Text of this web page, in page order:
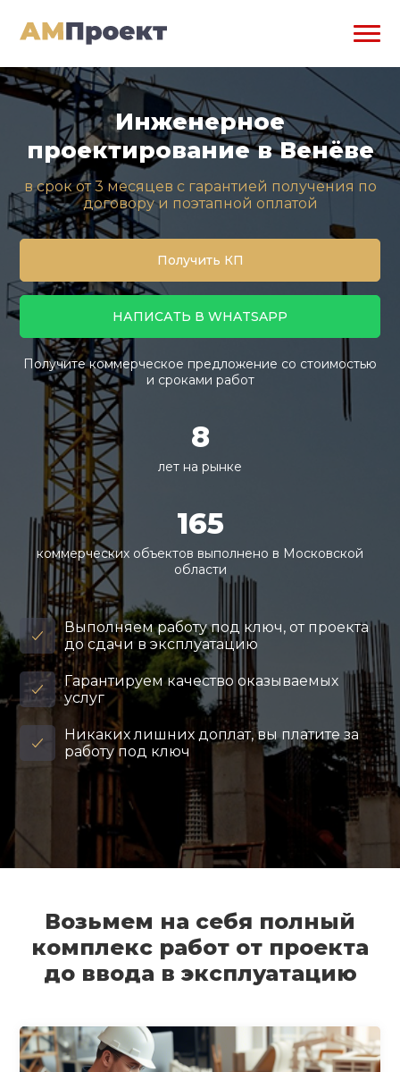
Инженерное
проектирование в Венёве
в срок от 3 месяцев с гарантией получения по
договору и поэтапной оплатой
Получить КП
НАПИСАТЬ В WHATSAPP
Получите коммерческое предложение со стоимостью
и сроками работ
8
лет на рынке
165
коммерческих объектов выполнено в Московской
области
Выполняем работу под ключ, от проекта
до сдачи в эксплуатацию
Гарантируем качество оказываемых
услуг
Никаких лишних доплат, вы платите за
работу под ключ
Возьмем на себя полный
комплекс работ от проекта
до ввода в эксплуатацию